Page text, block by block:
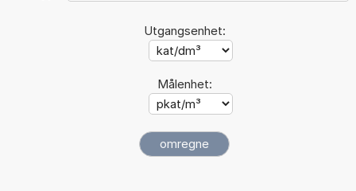
Utgangsenhet:
Målenhet: